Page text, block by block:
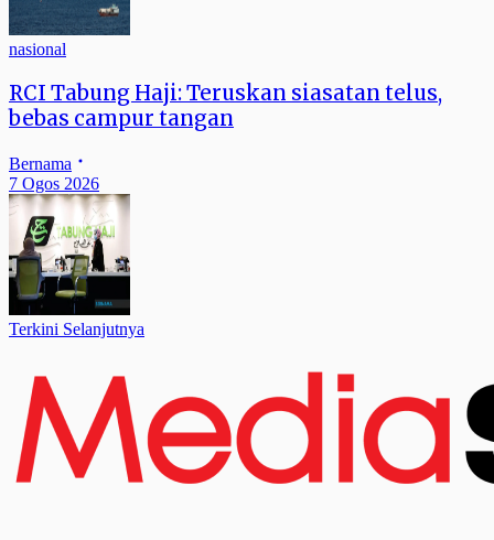
nasional
RCI Tabung Haji: Teruskan siasatan telus,
bebas campur tangan
Bernama
7 Ogos 2026
Terkini Selanjutnya